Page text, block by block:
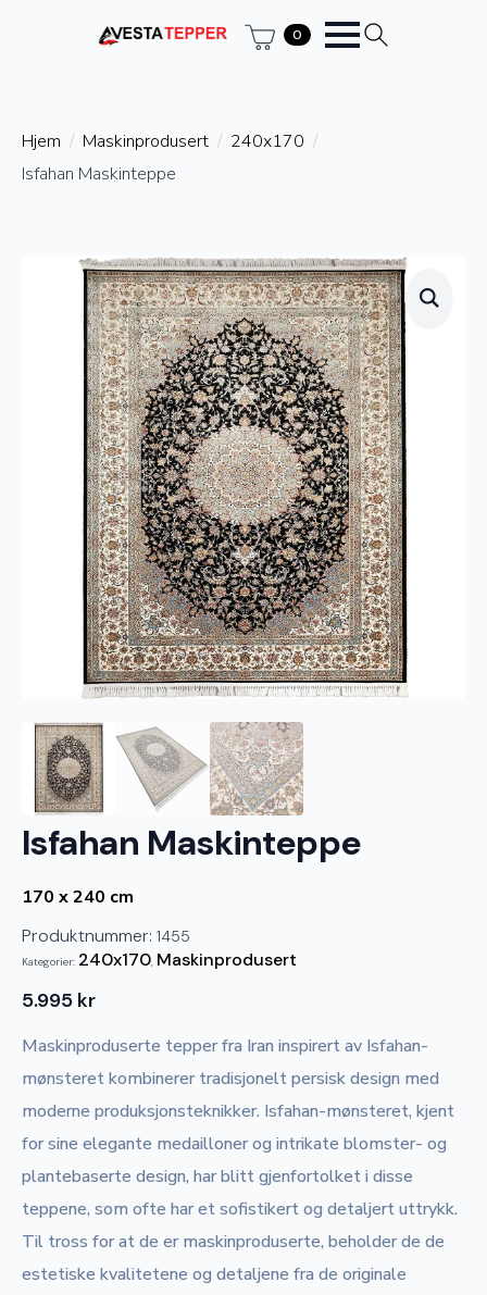
0
Hjem Maskinprodusert
240x170
Isfahan Maskinteppe
Isfahan Maskinteppe
170 x 240 cm
Produktnummer: 1455
Kategorier: 240x170, Maskinprodusert
5.995 kr
Maskinproduserte tepper fra Iran inspirert av Isfahan-
mønsteret kombinerer tradisjonelt persisk design med
moderne produksjonsteknikker. Isfahan-mønsteret, kjent
for sine elegante medailloner og intrikate blomster- og
plantebaserte design, har blitt gjenfortolket i disse
teppene, som ofte har et sofistikert og detaljert uttrykk.
Til tross for at de er maskinproduserte, beholder de de
estetiske kvalitetene og detaljene fra de originale